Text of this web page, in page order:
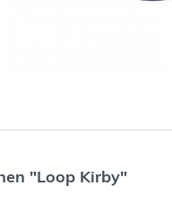
"Loop Kirby"